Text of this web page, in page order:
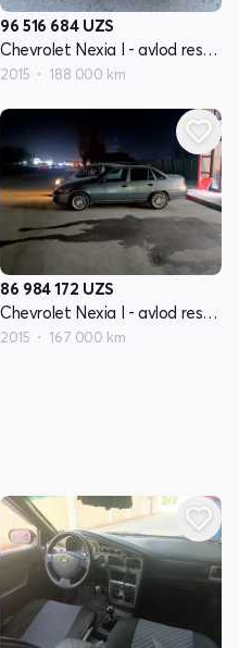
96 516 684 UZS
Chevrolet Nexia I - avlod restayling
2015 188 000 km
86 984 172 UZS
Chevrolet Nexia I - avlod restayling
2015 167 000 km